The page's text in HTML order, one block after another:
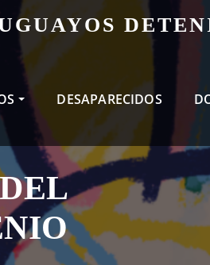
DESAPARECIDOS